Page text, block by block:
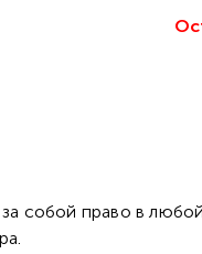
собой право в